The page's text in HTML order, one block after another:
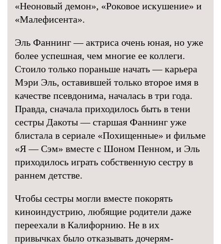
«Неоновый демон», «Роковое искушение» и
«Малефисента».
Эль Фаннинг — актриса очень юная, но уже
более успешная, чем многие ее коллеги.
Стоило только пораньше начать — карьера
Мэри Эль, оставившей только второе имя в
качестве псевдонима, началась в три года.
Правда, сначала приходилось быть в тени
сестры Дакоты — старшая Фаннинг уже
блистала в сериале «Похищенные» и фильме
«Я — Сэм» вместе с Шоном Пенном, и Эль
приходилось играть собственную сестру в
раннем детстве.
Чтобы сестры могли вместе покорять
киноиндустрию, любящие родители даже
переехали в Калифорнию. Не в их
привычках было отказывать дочерям-